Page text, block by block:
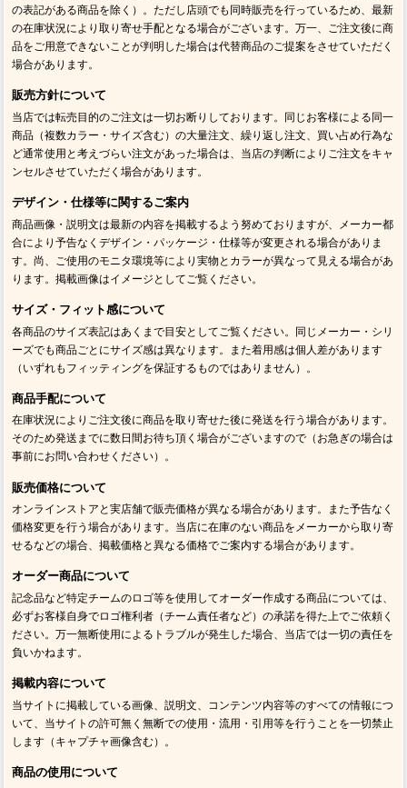
の表記がある商品を除く）。ただし店頭でも同時販売を行っているため、最新
の在庫状況により取り寄せ手配となる場合がございます。万一、ご注文後に商
品をご用意できないことが判明した場合は代替商品のご提案をさせていただく
場合があります。
販売方針について
当店では転売目的のご注文は一切お断りしております。同じお客様による同一
商品（複数カラー・サイズ含む）の大量注文、繰り返し注文、買い占め行為な
ど通常使用と考えづらい注文があった場合は、当店の判断によりご注文をキャ
ンセルさせていただく場合があります。
デザイン・仕様等に関するご案内
商品画像・説明文は最新の内容を掲載するよう努めておりますが、メーカー都
合により予告なくデザイン・パッケージ・仕様等が変更される場合がありま
す。尚、ご使用のモニタ環境等により実物とカラーが異なって見える場合があ
ります。掲載画像はイメージとしてご覧ください。
サイズ・フィット感について
各商品のサイズ表記はあくまで目安としてご覧ください。同じメーカー・シリ
ーズでも商品ごとにサイズ感は異なります。また着用感は個人差があります
（いずれもフィッティングを保証するものではありません）。
商品手配について
在庫状況によりご注文後に商品を取り寄せた後に発送を行う場合があります。
そのため発送までに数日間お待ち頂く場合がございますので（お急ぎの場合は
事前にお問い合わせください）。
販売価格について
オンラインストアと実店舗で販売価格が異なる場合があります。また予告なく
価格変更を行う場合があります。当店に在庫のない商品をメーカーから取り寄
せるなどの場合、掲載価格と異なる価格でご案内する場合があります。
オーダー商品について
記念品など特定チームのロゴ等を使用してオーダー作成する商品については、
必ずお客様自身でロゴ権利者（チーム責任者など）の承諾を得た上でご依頼く
ださい。万一無断使用によるトラブルが発生した場合、当店では一切の責任を
負いかねます。
掲載内容について
当サイトに掲載している画像、説明文、コンテンツ内容等のすべての情報につ
いて、当サイトの許可無く無断での使用・流用・引用等を行うことを一切禁止
します（キャプチャ画像含む）。
商品の使用について